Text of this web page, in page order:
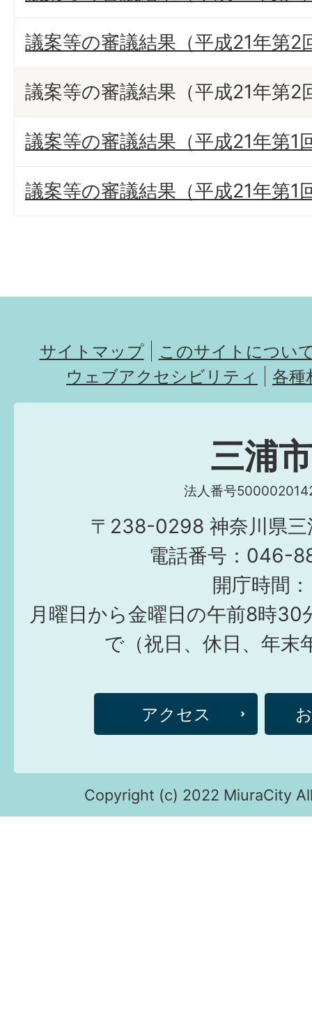
議案等の審議結果（平成21年第2
議案等の審議結果（平成21年第2
議案等の審議結果（平成21年第1
議案等の審議結果（平成21年第1
サイトマップ
このサイトについ
ウェブアクセシビリティ
各種
三浦市
法人番号
〒238-0298 神奈川県三
電話番号：046-
開庁時間：
月曜日から金曜日の午前8時30
で（祝日、休日、年末
アクセス
Copyright (c) 2022 MiuraCity